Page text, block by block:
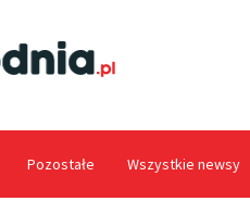
Pozostałe Wszystkie newsy